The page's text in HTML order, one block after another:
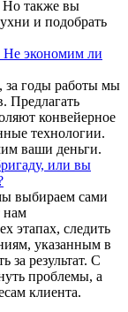
Но также вы
и подобрать
Не экономим ли
за годы работы мы
Предлагать
конвейерное
технологии.
ваши деньги.
или вы
выбираем сами
нам
этапах, следить
указанным в
за результат. С
проблемы, а
клиента.